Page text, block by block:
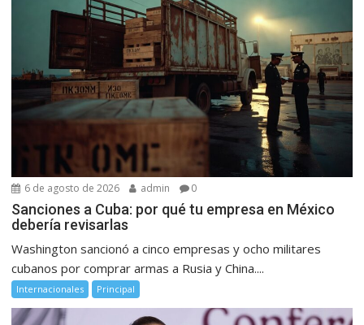
6 de agosto de 2026 admin 0
Sanciones a Cuba: por qué tu empresa en México
debería revisarlas
Washington sancionó a cinco empresas y ocho militares
cubanos por comprar armas a Rusia y China....
Internacionales Principal